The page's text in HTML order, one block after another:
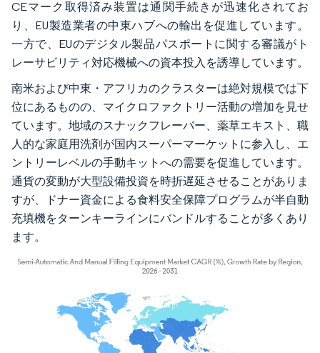
CEマーク取得済み装置は通関手続きが迅速化されてお
り、EU製造業者の中東ハブへの輸出を促進しています。
一方で、EUのデジタル製品パスポートに関する審議がト
レーサビリティ対応機械への資本投入を誘導しています。
南米および中東・アフリカのクラスターは絶対規模では下
位にあるものの、マイクロファクトリー活動の増加を見せ
ています。地域のスナックフレーバー、薬草エキスト、職
人的な家庭用洗剤が国内スーパーマーケットに参入し、エ
ントリーレベルの手動キットへの需要を促進しています。
通貨の変動が大型設備投資を時折遅延させることがありま
すが、ドナー資金による食料安全保障プログラムが半自動
充填機をターンキーラインにバンドルすることが多くあり
ます。